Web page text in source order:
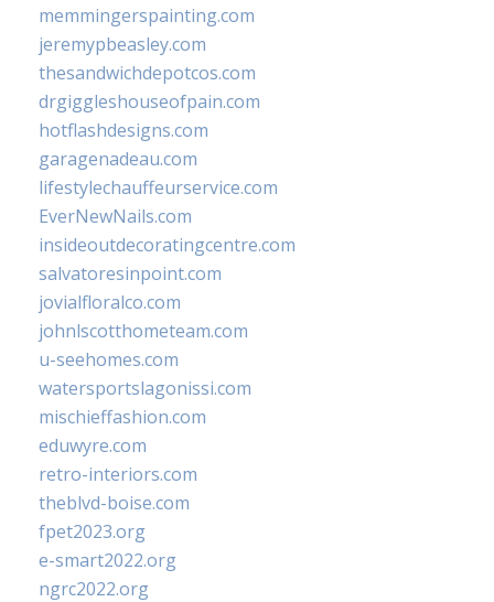
memmingerspainting.com
jeremypbeasley.com
thesandwichdepotcos.com
drgiggleshouseofpain.com
hotflashdesigns.com
garagenadeau.com
lifestylechauffeurservice.com
EverNewNails.com
insideoutdecoratingcentre.com
salvatoresinpoint.com
jovialfloralco.com
johnlscotthometeam.com
u-seehomes.com
watersportslagonissi.com
mischieffashion.com
eduwyre.com
retro-interiors.com
theblvd-boise.com
fpet2023.org
e-smart2022.org
ngrc2022.org